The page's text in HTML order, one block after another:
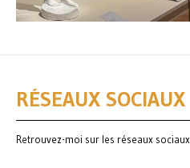
RÉSEAUX SOCIAUX
Retrouvez-moi sur les réseaux sociaux.